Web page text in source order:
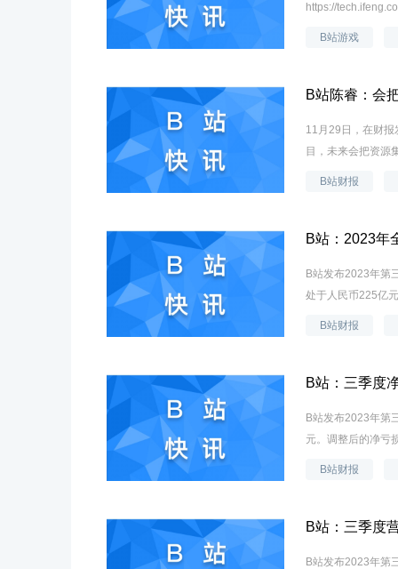
https://
B站游戏
B站陈睿：会
11月29日，在财
目，未来会把资源
B站财报
B站：2023年
B站发布2023年第
处于人民币225亿
B站财报
B站：三季度
B站发布2023年第
元。调整后的净亏
B站财报
B站：三季度
B站发布2023年第